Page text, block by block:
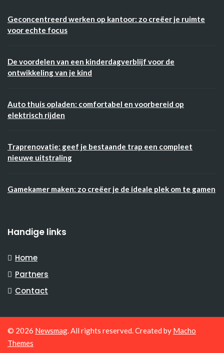
Geconcentreerd werken op kantoor: zo creëer je ruimte
voor echte focus
De voordelen van een kinderdagverblijf voor de
ontwikkeling van je kind
Auto thuis opladen: comfortabel en voorbereid op
elektrisch rijden
Traprenovatie: geef je bestaande trap een compleet
nieuwe uitstraling
Gamekamer maken: zo creëer je de ideale plek om te gamen
Handige links
Home
Partners
Contact
© 2026 Newsmag. All rights reserved. Created by Macho
Themes